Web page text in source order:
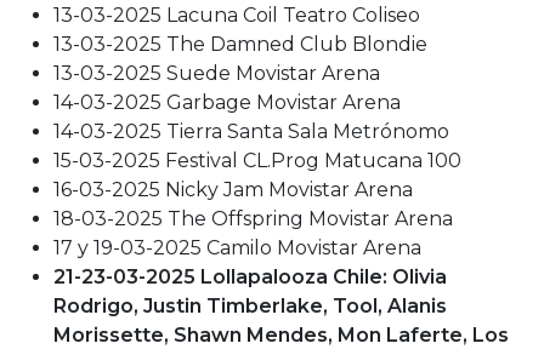
13-03-2025 Lacuna Coil Teatro Coliseo
13-03-2025 The Damned Club Blondie
13-03-2025 Suede Movistar Arena
14-03-2025 Garbage Movistar Arena
14-03-2025 Tierra Santa Sala Metrónomo
15-03-2025 Festival CL.Prog Matucana 100
16-03-2025 Nicky Jam Movistar Arena
18-03-2025 The Offspring Movistar Arena
17 y 19-03-2025 Camilo Movistar Arena
21-23-03-2025 Lollapalooza Chile: Olivia
Rodrigo, Justin Timberlake, Tool, Alanis
Morissette, Shawn Mendes, Mon Laferte, Los